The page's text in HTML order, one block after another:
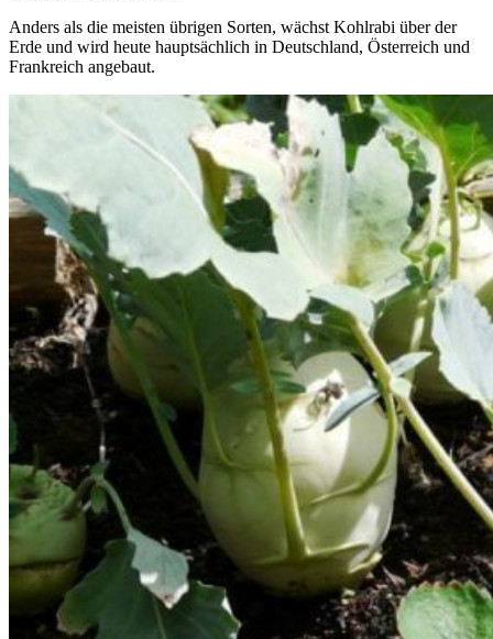
Anders als die meisten übrigen Sorten, wächst Kohlrabi über der
Erde und wird heute hauptsächlich in Deutschland, Österreich und
Frankreich angebaut.